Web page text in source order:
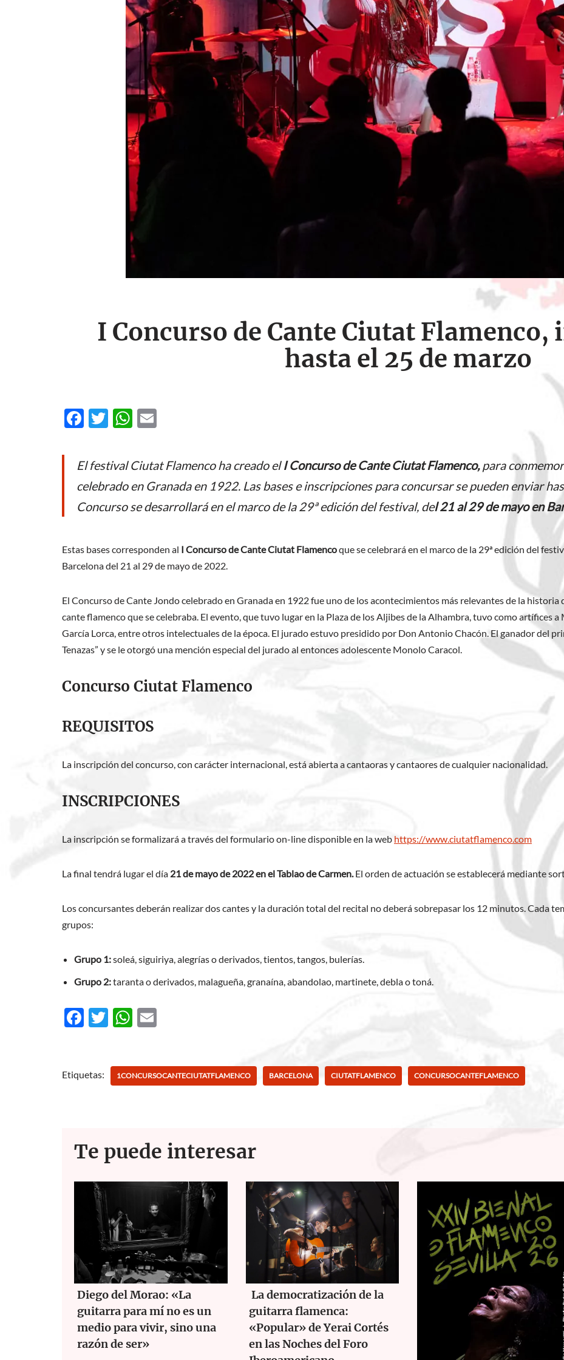
I Concurso de Cante Ciutat
hasta el 25 de marzo
F
e
b
o
o
T
itt
er
W
at
s
A
p
ail
El festival Ciutat Flamenco ha creado elI Concurso de Cante Ciutat Flamenco,para
celebrado en Granada en 1922. Las bases e inscripciones para concursar se pueden enviar
Concurso se desarrollará en el marco de la 29ª edición del festival, del 21 al 29 de mayo en
Estas bases corresponden al I Concurso de Cante Ciutat Flamencoque se celebrará en el marco de la 29ª edición del
Barcelona del 21 al 29 de mayo de 2022.
El Concurso de Cante Jondo celebrado en Granada en 1922 fue uno de los acontecimientos más relevantes de la
cante flamenco que se celebraba. El evento, que tuvo lugar en la Plaza de los Aljibes de la Alhambra, tuvo como artífices
García Lorca, entre otros intelectuales de la época. El jurado estuvo presidido por Don Antonio Chacón. El ganador del
Tenazas” y se le otorgó una mención especial del jurado al entonces adolescente Monolo Caracol.
Concurso Ciutat Flamenco
REQUISITOS
La inscripción del concurso, con carácter internacional, está abierta a cantaoras y cantaores de cualquier nacionalidad.
INSCRIPCIONES
La inscripción se formalizará a través del formulario on-line disponible en la web https://www.ciutatflamenco.com
La final tendrá lugar el día 21 de mayo de 2022 en el Tablao de Carmen.El orden de actuación se establecerá mediante
Los concursantes deberán realizar dos cantes y la duración total del recital no deberá sobrepasar los 12 minutos. Cada
grupos:
Grupo 1:soleá, siguiriya, alegrías o derivados, tientos, tangos, bulerías.
Grupo 2:taranta o derivados, malagueña, granaína, abandolao, martinete, debla o toná.
F
b
T
er
W
s
Etiquetas: 1CONCURSOCANTECIUTATFLAMENCO BARCELONA CIUTATFLAMENCO CONCURSOCANTEFLAMENCO
Te puede interesar
Diego del Morao: «La
guitarra para mí no es un
medio para vivir, sino una
razón de ser»
La democratización de la
guitarra flamenca:
«Popular» de Yerai Cortés
en las Noches del Foro